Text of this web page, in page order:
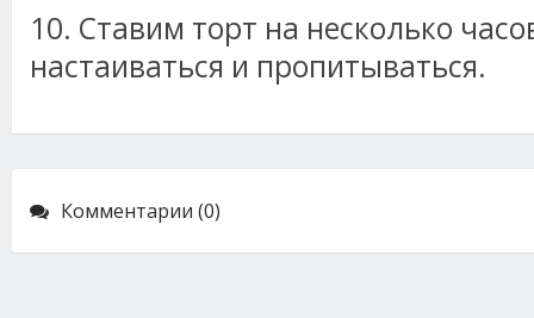
10. Ставим торт на несколько
настаиваться и пропитываться.
Комментарии (0)